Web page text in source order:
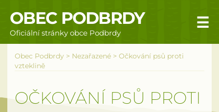
OBEC PODBRDY
Oficiální stránky obce Podbrdy
☰
Obecní úřad
Povinné informace
Obec Podbrdy > Nezařazené > Očkování psů proti
vzteklině
OČKOVÁNÍ PSŮ PROTI